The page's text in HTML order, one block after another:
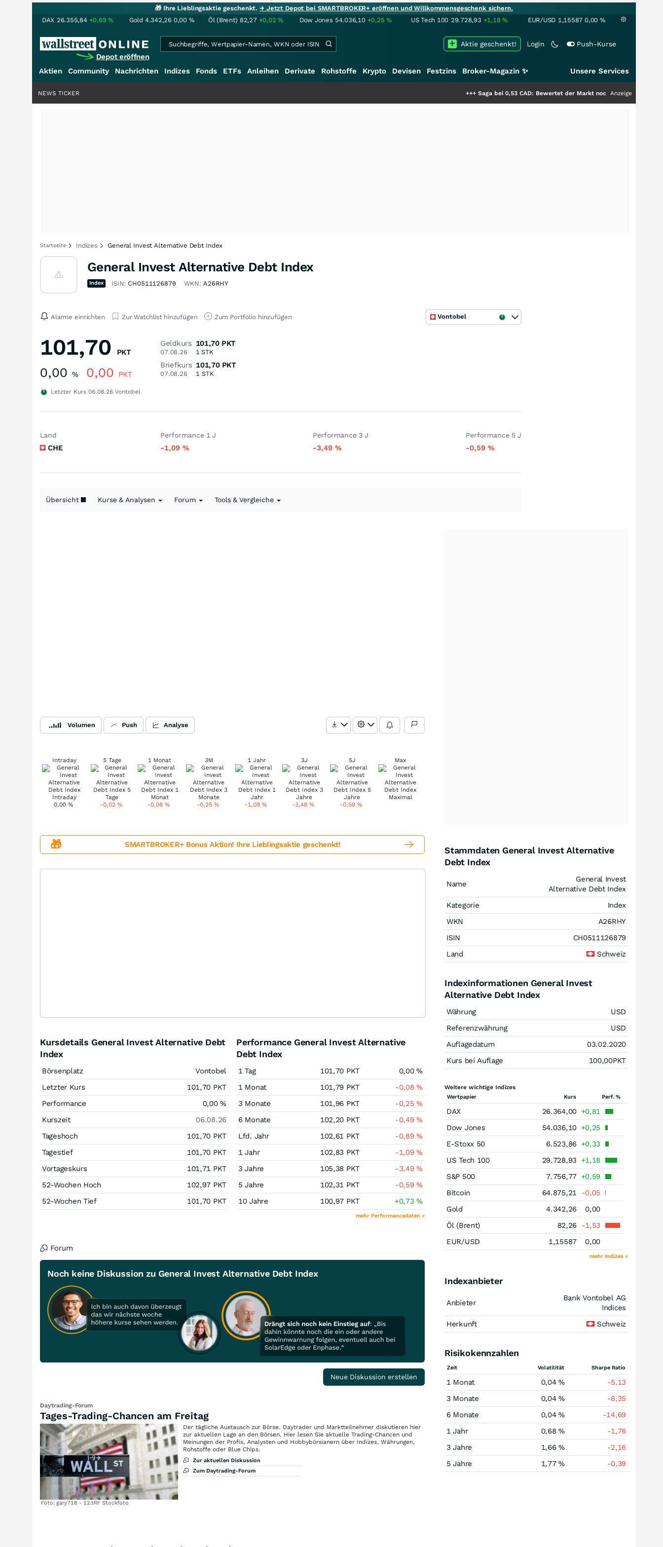
🎁 Ihre Lieblingsaktie geschenkt.→ Jetzt Depot bei SMARTBROKER+ eröffnen und Willkommensgeschenk sichern.
DAX 26.355,84 +0,69% Gold 4.342,26 0,00 % Öl (Brent) 82,27 +0,02% Dow Jones 54.036,10 +0,25% US Tech 100 29.728,93 +1,18% EUR/USD 1,15587 0,00 %
Depot eröffnen
Login Push-Kurse
Aktie geschenkt!
Aktien Community Nachrichten Indizes Fonds ETFs Anleihen Derivate Rohstoffe Krypto Devisen Festzins Broker-Magazin ✨ Unsere Services
Saga bei 0,53 CAD: Bewertet der Markt noch immer nur die Hälfte der
Anzeige
NEWS TICKER
Startseite Indizes General Invest Alternative Debt Index
General Invest Alternative Debt Index
Index ISIN: CH0511126879 WKN: A26RHY
Alarme einrichten Zur Watchlist hinzufügen Zum Portfolio hinzufügen Vontobel
101,70 PKT
0,00 % 0,00 PKT
Letzter Kurs 06.08.26 Vontobel
Geldkurs
07.08.26
101,70 PKT
1 STK
Briefkurs
07.08.26
101,70 PKT
1 STK
Land
CHE
Performance 1 J
-1,09 %
Performance 3 J
-3,49%
Performance 5 J
-0,59 %
Übersicht Kurse & Analysen Forum Tools & Vergleiche
Volumen Push Analyse
Intraday
0,00 %
5 Tage
-0,02 %
1 Monat
-0,08%
3M
-0,25 %
1 Jahr
-1,09%
3J
-3,49%
5J
-0,59%
Max
🎁 SMARTBROKER+ Bonus Aktion! Ihre Lieblingsaktie geschenkt!
Kursdetails General Invest Alternative Debt
Index
Börsenplatz
Vontobel
Letzter Kurs
101,70 PKT
Performance
0,00%
Kurszeit
06.08.26
Tageshoch
101,70 PKT
Tagestief
101,70 PKT
Vortageskurs
101,71 PKT
52-Wochen Hoch
102,97 PKT
52-Wochen Tief
101,70 PKT
Performance General Invest Alternative
Debt Index
1 Tag 101,70 PKT 0,00%
1 Monat
101,79 PKT -0,08%
3 Monate
101,96 PKT -0,25%
6 Monate
102,20 PKT -0,49%
Lfd. Jahr
102,61 PKT -0,89%
1 Jahr
102,83 PKT -1,09%
3 Jahre
105,38 PKT -3,49%
5 Jahre
102,31 PKT -0,59%
10 Jahre
100,97 PKT +0,73%
mehr Performancedaten »
Forum
Noch keine Diskussion zu General Invest Alternative Debt Index
Neue Diskussion erstellen
Daytrading-Forum
Tages-Trading-Chancen am Freitag
Foto: gary718 - 123RF Stockfoto
Der tägliche Austausch zur Börse. Daytrader und Marktteilnehmer diskutieren hier
zur aktuellen Lage an den Börsen. Hier lesen Sie aktuelle Trading-Chancen und
Meinungen der Profis, Analysten und Hobbybörsianern über Indizes, Währungen,
Rohstoffe oder Blue Chips.
Zur aktuellen Diskussion
Zum Daytrading-Forum
Stammdaten General Invest Alternative
Debt Index
Name
General Invest
Alternative Debt Index
Kategorie
Index
WKN
A26RHY
ISIN
CH0511126879
Land
Schweiz
Indexinformationen General Invest
Alternative Debt Index
Währung
USD
Referenzwährung
USD
Auflagedatum
03.02.2020
Kurs bei Auflage
100,00PKT
Weitere wichtige Indizes
Wertpapier Kurs Perf. %
DAX 26.364,00 +0,81
Dow Jones
54.036,10 +0,25
E-Stoxx 50
6.523,86 +0,33
US Tech 100
29.728,93
+1,18
S&P 500
7.756,77 +0,59
Bitcoin
64.875,21
-0,05
Gold
4.342,26
0,00
Öl (Brent)
82,26
-1,53
EUR/USD
1,15587 0,00
mehr Indizes »
Indexanbieter
Anbieter
Bank Vontobel AG
Indices
Herkunft
Schweiz
Risikokennzahlen
Zeit Volatilität Sharpe Ratio
1 Monat 0,04 %
-5,13
3 Monate
0,04 %
-8,35
6 Monate
0,04 %
-14,69
1 Jahr
0,68 %
-1,76
3 Jahre
1,66 %
-2,16
5 Jahre
1,77 % -0,39